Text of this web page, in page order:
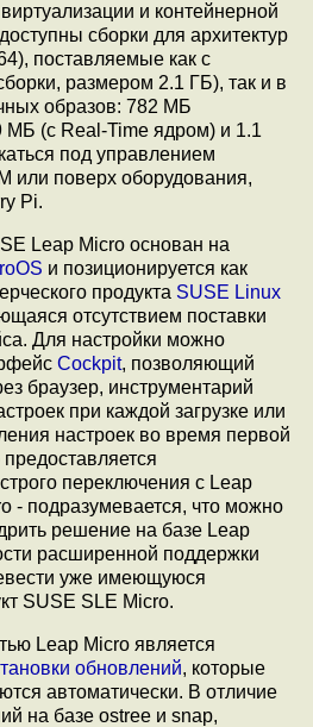
и контейнерной
доступны сборки для архитектур
поставляемые как с
размером 2.1 ГБ), так и в
образов: 782 МБ
МБ (с Real-Time ядром) и 1.1
под управлением
или поверх оборудования,
Pi.
Leap Micro основан на
и позиционируется как
продукта SUSE Linux
отсутствием поставки
Для настройки можно
Cockpit, позволяющий
браузер, инструментарий
при каждой загрузке или
настроек во время первой
переключения с Leap
- подразумевается, что можно
решение на базе Leap
расширенной поддержки
уже имеющуюся
SUSE SLE Micro.
Leap Micro является
обновлений, которые
автоматически. В отличие
на базе ostree и snap,